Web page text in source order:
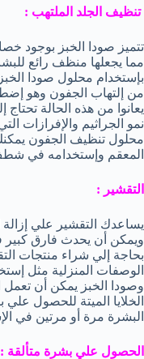
تنظيف الجلد الملتهب :
تتميز صودا الخبز بوجود
مما يجعلها منظف رائع
بإستخدام محلول صودا
من إلتهاب الجفون وهو
يعانوا من هذه الحالة
نمو الجراثيم والإفرازات
محلول تنظيف الجفون
المعقم وإستخدامه في
التقشير :
يساعدك التقشير علي إزالة
ويمكن أن يحدث فارق
بحاجة إلي شراء منتجات
الوصفات المنزلية مثل
وصودا الخبز يمكن أن
الخلايا الميتة للحصول
البشرة مرة أو مرتين في
الحصول علي بشرة متألقة :